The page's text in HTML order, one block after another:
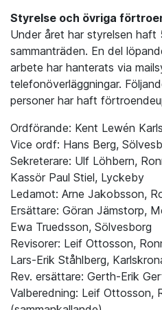
Styrelse och övriga
Under året har styrelsen
sammanträden. En del
arbete har hanterats via
telefonöverläggningar.
personer har haft
Ordförande: Kent Lewén
Vice ordf: Hans Berg,
Sekreterare: Ulf Löhbern,
Kassör Paul Stiel, Lyckeby
Ledamot: Arne Jakobsson,
Ersättare: Göran Jämstorp,
Ewa Truedsson, Sölvesborg
Revisorer: Leif Ottosson,
Lars-Erik Ståhlberg,
Rev. ersättare: Gerth-Erik
Valberedning: Leif Ottosson,